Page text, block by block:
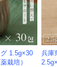
1.5g×30
栽培）
兵庫